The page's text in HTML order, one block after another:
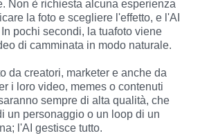
Non è richiesta alcuna esperienza
la foto e scegliere l'effetto, e l'AI
pochi secondi, la tuafoto viene
di camminata in modo naturale.
da creatori, marketer e anche da
i loro video, memes o contenuti
sempre di alta qualità, che
un personaggio o un loop di un
l'AI gestisce tutto.